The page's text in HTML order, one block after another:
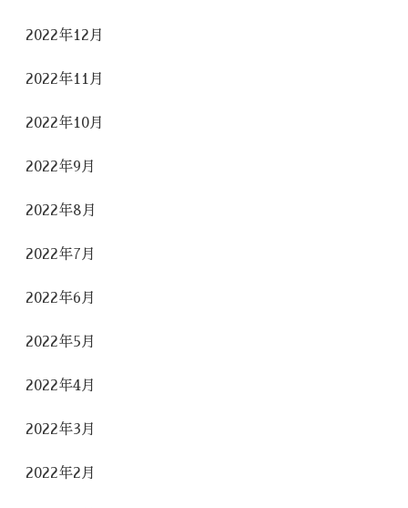
2022年12月
2022年11月
2022年10月
2022年9月
2022年8月
2022年7月
2022年6月
2022年5月
2022年4月
2022年3月
2022年2月